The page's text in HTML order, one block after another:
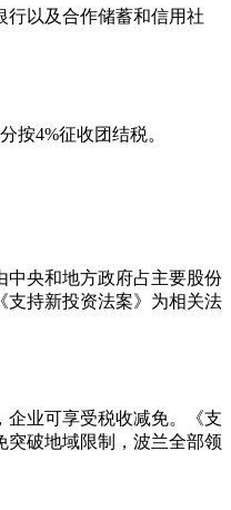
行以及合作储蓄和信用社
按4%征收团结税。
中央和地方政府占主要股份
支持新投资法案》为相关法
企业可享受税收减免。《支
突破地域限制，波兰全部领